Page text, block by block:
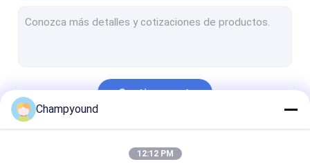
Máquina de soldadura por láser con estator
Máquina de inserción del estator
Continuar
Nuestras Categorías
Champyound
12:12 PM